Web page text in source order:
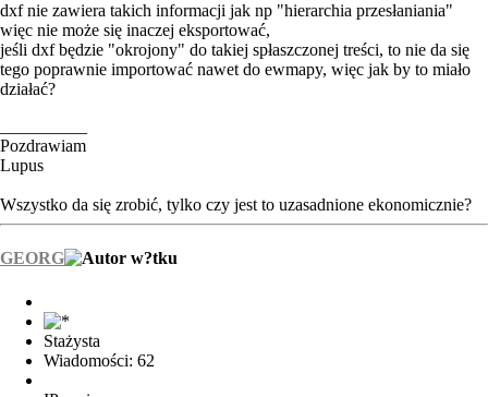
dxf nie zawiera takich informacji jak np "hierarchia przesłaniania"
więc nie może się inaczej eksportować,
jeśli dxf będzie "okrojony" do takiej spłaszczonej treści, to nie da się
tego poprawnie importować nawet do ewmapy, więc jak by to miało
działać?
Pozdrawiam
Lupus
Wszystko da się zrobić, tylko czy jest to uzasadnione ekonomicznie?
GEORG
Stażysta
Wiadomości: 62